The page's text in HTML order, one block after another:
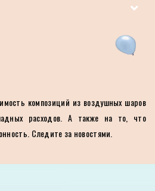
композиций из воздушных шаров
расходов. А также на то, что
Следите за новостями.